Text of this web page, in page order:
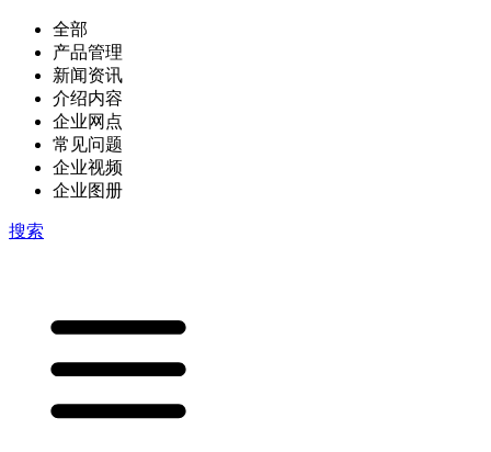
全部
产品管理
新闻资讯
介绍内容
企业网点
常见问题
企业视频
企业图册
搜索